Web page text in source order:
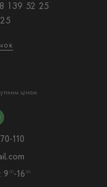
139 52 25
цінам
110
9 00-16 00